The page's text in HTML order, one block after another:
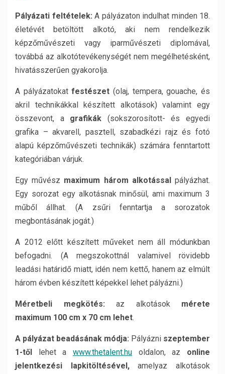
Pályázati feltételek: A pályázaton indulhat minden 18.
életévét betöltött alkotó, aki nem rendelkezik
képzőművészeti vagy iparművészeti diplomával,
továbbá az alkotótevékenységét nem megélhetésként,
hivatásszerűen gyakorolja.
A pályázatokatfestészet(olaj, tempera, gouache, és
akril technikákkal készített alkotások) valamint egy
összevont, a grafikák (sokszorosított- és egyedi
grafika – akvarell, pasztell, szabadkézi rajz és fotó
alapú képzőművészeti technikák) számára fenntartott
kategóriában várjuk.
Egy művész maximum három alkotássalpályázhat.
Egy sorozat egy alkotásnak minősül, ami maximum 3
műből állhat. (A zsűri fenntartja a sorozatok
megbontásának jogát.)
A 2012 előtt készített műveket nem áll módunkban
befogadni. (A megszokottnál valamivel rövidebb
leadási határidő miatt, idén nem kettő, hanem az elmúlt
három évben készített képekkel lehet pályázni.)
Méretbeli megkötés: az alkotások mérete
maximum 100 cm x 70 cm lehet.
A pályázat beadásának módja: Pályázni szeptember
1-től lehet a www.thetalent.hu oldalon, az online
jelentkezési lapkitöltésével,amelyaz alkotások